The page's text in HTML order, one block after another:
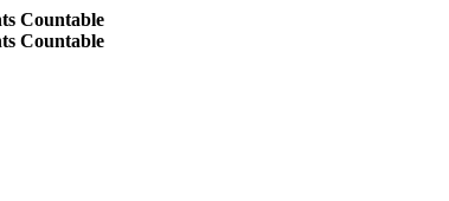
Countable
Countable